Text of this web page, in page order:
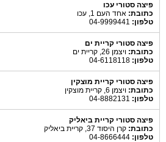
פיצה סטורי עכו
כתובת: אחד העם 1, עכו
טלפון:
פיצה סטורי קריית ים
כתובת: ויצמן 26, קריית ים
טלפון:
פיצה סטורי קריית מוצקין
כתובת: ויצמן 6, קריית מוצקין
טלפון:
פיצה סטורי קריית ביאליק
כתובת: קרן היסוד 37, קריית ביאליק
טלפון: